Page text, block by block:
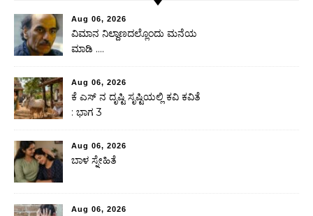
Aug 06, 2026
ವಿಮಾನ ನಿಲ್ದಾಣದಲ್ಲೊಂದು ಮನೆಯ
ಮಾಡಿ ….
Aug 06, 2026
ಕೆ ಎಸ್ ನ ದೃಷ್ಟಿ ಸೃಷ್ಟಿಯಲ್ಲಿ ಕವಿ ಕವಿತೆ
: ಭಾಗ 3
Aug 06, 2026
ಬಾಳ ಸ್ನೇಹಿತೆ
Aug 06, 2026